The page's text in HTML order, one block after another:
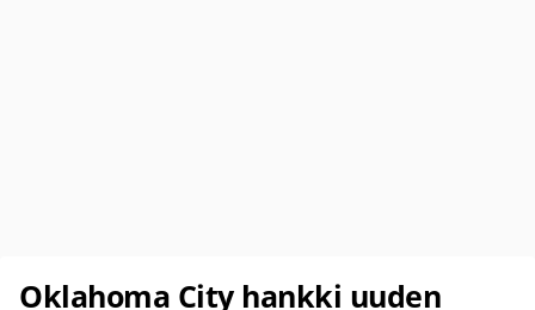
Oklahoma City hankki uuden